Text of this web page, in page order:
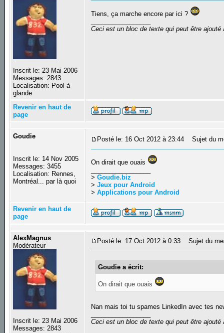
Inscrit le: 23 Mai 2006
Messages: 2843
Localisation: Pool à
glande
Tiens, ça marche encore par ici ?
Ceci est un bloc de texte qui peut être
Revenir en haut de
page
Goudie
Inscrit le: 14 Nov 2005
Messages: 3455
Localisation: Rennes,
Montréal... par là quoi
Posté le: 16 Oct 2012 à 23:44 Sujet du
On dirait que ouais
>Goudie.biz
>Jeux pour Android
>Applications pour Android
Revenir en haut de
page
AlexMagnus
Modérateur
Inscrit le: 23 Mai 2006
Messages: 2843
Posté le: 17 Oct 2012 à 0:33 Sujet du
Goudie a écrit:
On dirait que ouais
Nan mais toi tu spames LinkedIn avec tes
Ceci est un bloc de texte qui peut être